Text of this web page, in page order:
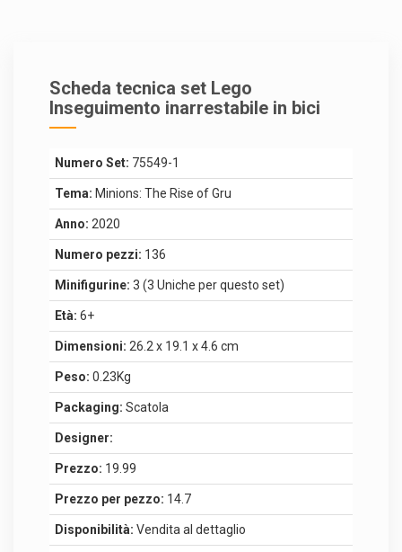
Scheda tecnica set Lego
Inseguimento inarrestabile in bici
Numero Set: 75549-1
Tema: Minions: The Rise of Gru
Anno: 2020
Numero pezzi: 136
Minifigurine: 3 (3 Uniche per questo set)
Età: 6+
Dimensioni: 26.2 x 19.1 x 4.6 cm
Peso: 0.23Kg
Packaging: Scatola
Designer:
Prezzo: 19.99
Prezzo per pezzo: 14.7
Disponibilità: Vendita al dettaglio